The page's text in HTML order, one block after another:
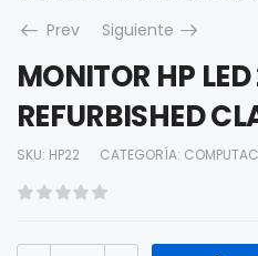
Prev
Siguiente
MONITOR HP
REFURBISHED
SKU: HP22 CATEGORÍA: